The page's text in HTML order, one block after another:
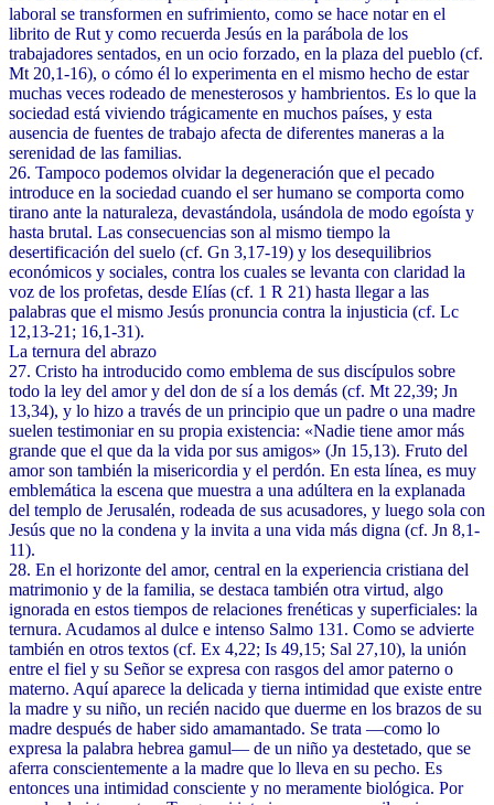
laboral se transformen en sufrimiento, como se hace notar en el
librito de Rut y como recuerda Jesús en la parábola de los
trabajadores sentados, en un ocio forzado, en la plaza del pueblo (cf.
Mt 20,1-16), o cómo él lo experimenta en el mismo hecho de estar
muchas veces rodeado de menesterosos y hambrientos. Es lo que la
sociedad está viviendo trágicamente en muchos países, y esta
ausencia de fuentes de trabajo afecta de diferentes maneras a la
serenidad de las familias.
26. Tampoco podemos olvidar la degeneración que el pecado
introduce en la sociedad cuando el ser humano se comporta como
tirano ante la naturaleza, devastándola, usándola de modo egoísta y
hasta brutal. Las consecuencias son al mismo tiempo la
desertificación del suelo (cf. Gn 3,17-19) y los desequilibrios
económicos y sociales, contra los cuales se levanta con claridad la
voz de los profetas, desde Elías (cf. 1 R 21) hasta llegar a las
palabras que el mismo Jesús pronuncia contra la injusticia (cf. Lc
12,13-21; 16,1-31).
La ternura del abrazo
27. Cristo ha introducido como emblema de sus discípulos sobre
todo la ley del amor y del don de sí a los demás (cf. Mt 22,39; Jn
13,34), y lo hizo a través de un principio que un padre o una madre
suelen testimoniar en su propia existencia: «Nadie tiene amor más
grande que el que da la vida por sus amigos» (Jn 15,13). Fruto del
amor son también la misericordia y el perdón. En esta línea, es muy
emblemática la escena que muestra a una adúltera en la explanada
del templo de Jerusalén, rodeada de sus acusadores, y luego sola con
Jesús que no la condena y la invita a una vida más digna (cf. Jn 8,1-
11).
28. En el horizonte del amor, central en la experiencia cristiana del
matrimonio y de la familia, se destaca también otra virtud, algo
ignorada en estos tiempos de relaciones frenéticas y superficiales: la
ternura. Acudamos al dulce e intenso Salmo 131. Como se advierte
también en otros textos (cf. Ex 4,22; Is 49,15; Sal 27,10), la unión
entre el fiel y su Señor se expresa con rasgos del amor paterno o
materno. Aquí aparece la delicada y tierna intimidad que existe entre
la madre y su niño, un recién nacido que duerme en los brazos de su
madre después de haber sido amamantado. Se trata —como lo
expresa la palabra hebrea gamul— de un niño ya destetado, que se
aferra conscientemente a la madre que lo lleva en su pecho. Es
entonces una intimidad consciente y no meramente biológica. Por